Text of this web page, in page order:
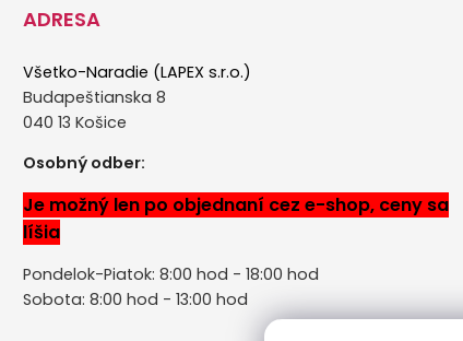
ADRESA
Všetko-Naradie (LAPEX s.r.o.)
Budapeštianska 8
040 13 Košice
Osobný odber:
Je možný len po objednaní cez e-shop, ceny sa
líšia
Pondelok-Piatok: 8:00 hod - 18:00 hod
Sobota: 8:00 hod - 13:00 hod